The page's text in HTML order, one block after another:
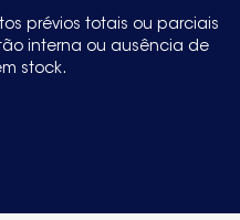
prévios totais ou parciais
interna ou ausência de
stock.